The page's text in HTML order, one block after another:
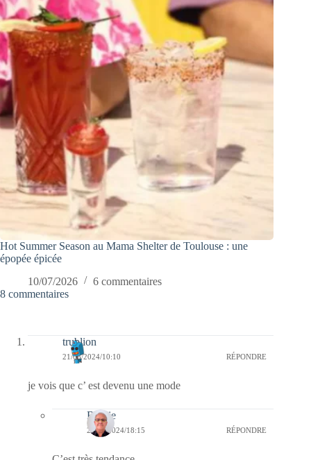
Hot Summer Season au Mama Shelter de Toulouse : une
épopée épicée
10/07/2026
6 commentaires
8 commentaires
trublion
21/08/2024/10:10 RÉPONDRE
je vois que c’ est devenu une mode
Bernie
22/08/2024/18:15 RÉPONDRE